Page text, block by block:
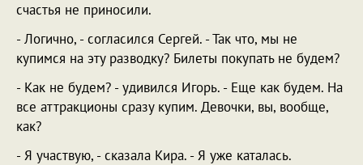
счастья не приносили.
- Логично, - согласился Сергей. - Так что, мы не
купимся на эту разводку? Билеты покупать не будем?
- Как не будем? - удивился Игорь. - Еще как будем. На
все аттракционы сразу купим. Девочки, вы, вообще,
как?
- Я участвую, - сказала Кира. - Я уже каталась.